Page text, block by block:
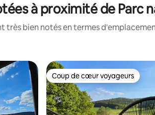
à proximité de Parc
très bien notés en termes
Coup de cœur voyageurs
Coup de cœur voyageurs